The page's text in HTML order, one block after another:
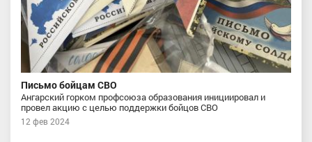
Письмо бойцам СВО
Ангарский горком профсоюза образования инициировал и
провел акцию с целью поддержки бойцов СВО
12 фев 2024